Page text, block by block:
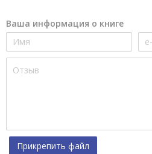
Ваша информация о книге
Прикрепить файл